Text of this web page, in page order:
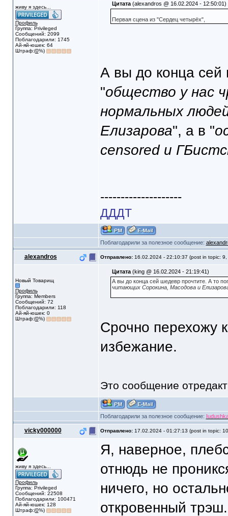
живу я здесь...
Профиль
Группа: Privileged
Сообщений: 2099
Поблагодарили: 1745
Ай-яй-юшек: 64
Штраф:(0%)
Цитата(alexandros @ 16.02.2024 - 12:50:01)
Первая сцена из "Сердец четырёх",
А вы до конца сей
"общество у нас
нормальных
Елизарова", а в "
censored и
--------------------
ДДДТ
Поблагодарили за полезное сообщение:
alexandros Отправлено: 16.02.2024 - 22:10:37 (post in topic: 9,
Новый Товарищ
Профиль
Группа: Members
Сообщений: 72
Поблагодарили: 118
Ай-яй-юшек: 0
Штраф:(0%)
Цитата(king @ 16.02.2024 - 21:19:41)
А вы до конца сей шедевр прочтите. А то
читающих Сорокина, Масодова и
Срочно перехожу
избежание.
Это сообщение
Поблагодарили за полезное сообщение:
vicky000000 Отправлено: 17.02.2024 - 01:27:13 (post in topic:
живу я здесь...
Профиль
Группа: Privileged
Сообщений: 22508
Поблагодарили: 100471
Ай-яй-юшек: 128
Штраф:(0%)
Я, наверное,
отнюдь не
ничего, но
откровенный